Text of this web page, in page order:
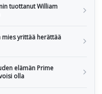
tuottanut William
yrittää herättää
elämän Prime
olla